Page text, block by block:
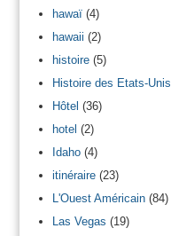
hawaï(4)
hawaii (2)
histoire(5)
Histoire des Etats-Unis
Hôtel (36)
hotel (2)
Idaho(4)
itinéraire(23)
L'Ouest Américain(84)
Las Vegas (19)